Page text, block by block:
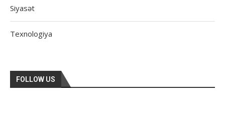
Siyasət
Texnologiya
FOLLOW US